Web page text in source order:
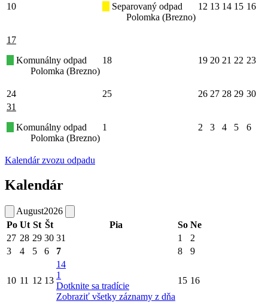
10
Separovaný odpad
Polomka (Brezno)
12 13 14 15 16
17
Komunálny odpad
Polomka (Brezno)
18 19 20 21 22 23
24 25 26 27 28 29 30
31
Komunálny odpad
Polomka (Brezno)
1 2 3 4 5 6
Kalendár zvozu odpadu
Kalendár
August2026
Po Ut St Št Pia So Ne
27 28 29 30 31 1
2
3
4 5 6 7 8 9
10 11 12 13
14
1
Dotknite sa tradície
Zobraziť všetky záznamy z dňa
15 16